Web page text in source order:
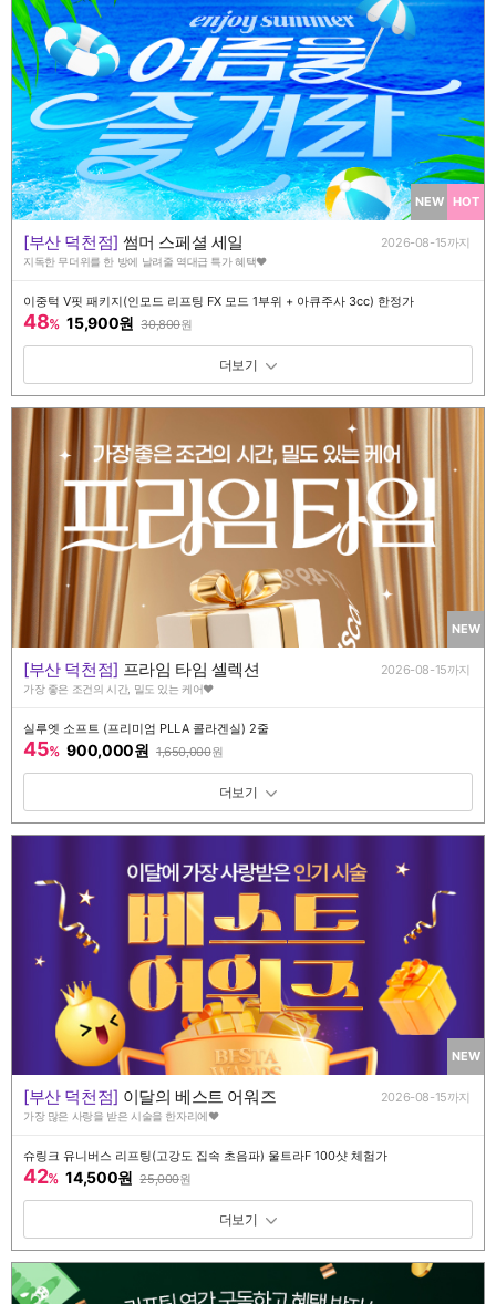
NEW HOT
[부산 덕천점] 썸머 스페셜 세일 2026-08-15까지
지독한 무더위를 한 방에 날려줄 역대급 특가 혜택♥️
이중턱 V핏 패키지(인모드 리프팅 FX 모드 1부위 + 아큐주사 3cc) 한정가
48% 15,900원 30,800원
패키지 보기 토글
NEW
[부산 덕천점] 프라임 타임 셀렉션 2026-08-15까지
가장 좋은 조건의 시간, 밀도 있는 케어♥️
실루엣 소프트 (프리미엄 PLLA 콜라겐실) 2줄
45% 900,000원 1,650,000원
패키지 보기 토글
NEW
[부산 덕천점] 이달의 베스트 어워즈 2026-08-15까지
가장 많은 사랑을 받은 시술을 한자리에♥
슈링크 유니버스 리프팅(고강도 집속 초음파) 울트라F 100샷 체험가
42% 14,500원 25,000원
패키지 보기 토글